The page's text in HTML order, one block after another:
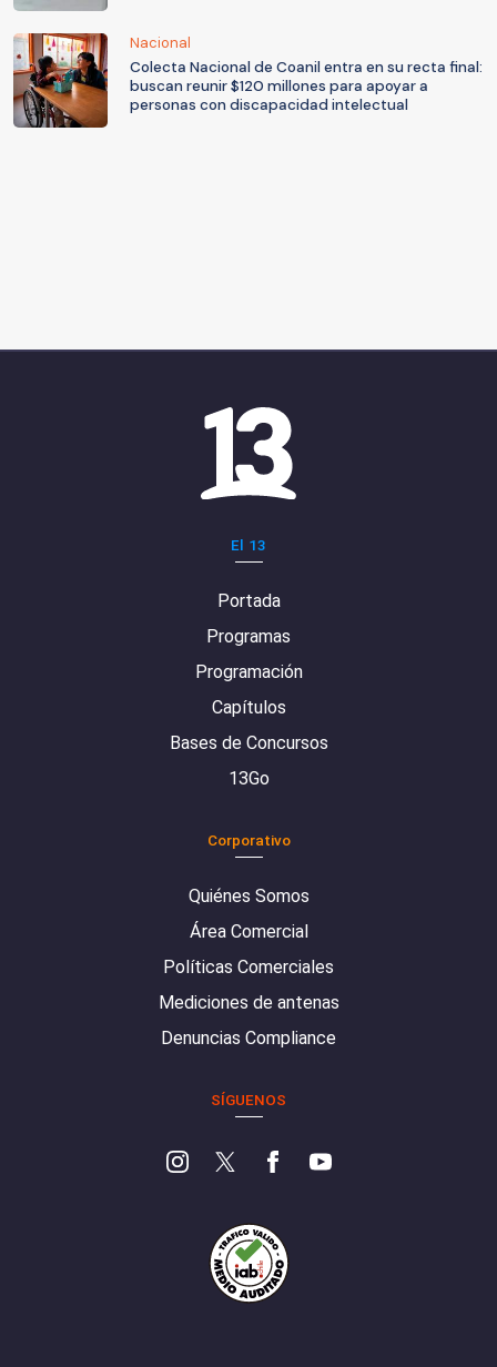
Nacional
Colecta Nacional de Coanil entra en su recta final:
buscan reunir $120 millones para apoyar a
personas con discapacidad intelectual
El 13
Portada
Programas
Programación
Capítulos
Bases de Concursos
13Go
Corporativo
Quiénes Somos
Área Comercial
Políticas Comerciales
Mediciones de antenas
Denuncias Compliance
SÍGUENOS